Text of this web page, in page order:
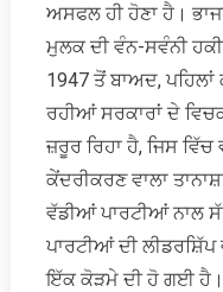
ਅਸਫਲ ਹੀ ਹੋਣਾ ਹੈ।
ਮੁਲਕ ਦੀ ਵੰਨ-ਸਵੰਨੀ
1947 ਤੋਂ ਬਾਅਦ,
ਰਹੀਆਂ ਸਰਕਾਰਾਂ ਦੇ
ਜ਼ਰੂਰ ਰਿਹਾ ਹੈ, ਜਿਸ
ਕੇਂਦਰੀਕਰਣ ਵਾਲਾ
ਵੱਡੀਆਂ ਪਾਰਟੀਆਂ ਨਾਲ
ਪਾਰਟੀਆਂ ਦੀ
ਇੱਕ ਕੋੜਮੇ ਦੀ ਹੋ ਗਈ ਹੈ।